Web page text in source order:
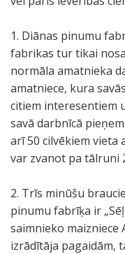
1. Diānas pinumu
fabrikas tur tikai
normāla amatnieka
amatniece, kura
citiem interesentiem
savā darbnīcā
arī 50 cilvēkiem vieta
var zvanot pa tālruni
2. Trīs minūšu
pinumu fabrīķa ir
saimnieko maizniece
izrādītāja pagaidām,